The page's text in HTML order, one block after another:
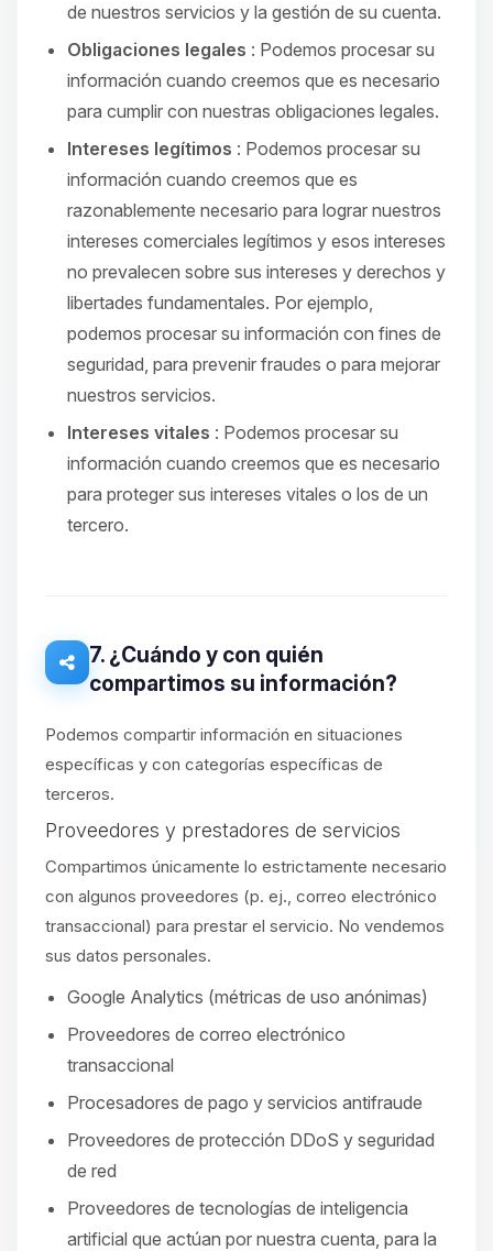
de nuestros servicios y la gestión de su cuenta.
Obligaciones legales : Podemos procesar su
información cuando creemos que es necesario
para cumplir con nuestras obligaciones legales.
Intereses legítimos : Podemos procesar su
información cuando creemos que es
razonablemente necesario para lograr nuestros
intereses comerciales legítimos y esos intereses
no prevalecen sobre sus intereses y derechos y
libertades fundamentales. Por ejemplo,
podemos procesar su información con fines de
seguridad, para prevenir fraudes o para mejorar
nuestros servicios.
Intereses vitales : Podemos procesar su
información cuando creemos que es necesario
para proteger sus intereses vitales o los de un
tercero.
7. ¿Cuándo y con quién
compartimos su información?
Podemos compartir información en situaciones
específicas y con categorías específicas de
terceros.
Proveedores y prestadores de servicios
Compartimos únicamente lo estrictamente necesario
con algunos proveedores (p. ej., correo electrónico
transaccional) para prestar el servicio. No vendemos
sus datos personales.
Google Analytics (métricas de uso anónimas)
Proveedores de correo electrónico
transaccional
Procesadores de pago y servicios antifraude
Proveedores de protección DDoS y seguridad
de red
Proveedores de tecnologías de inteligencia
artificial que actúan por nuestra cuenta, para la